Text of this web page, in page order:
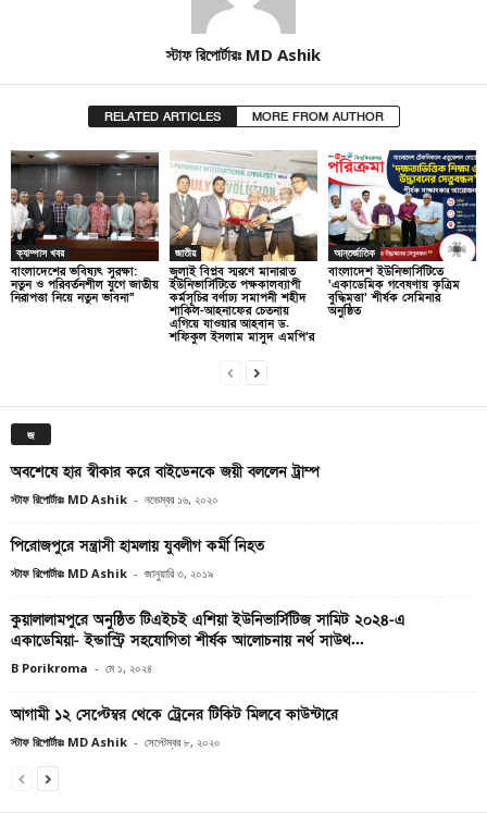
স্টাফ রিপোর্টারঃ MD Ashik
RELATED ARTICLES MORE FROM AUTHOR
ক্যাম্পাস খবর
বাংলাদেশের ভবিষ্যৎ সুরক্ষা:
নতুন ও পরিবর্তনশীল যুগে জাতীয়
নিরাপত্তা নিয়ে নতুন ভাবনা”
জাতীয়
জুলাই বিপ্লব স্মরণে মানারাত
ইউনিভার্সিটিতে পক্ষকালব্যাপী
কর্মসূচির বর্ণাঢ্য সমাপনী শহীদ
শাকিল-আহনাফের চেতনায়
এগিয়ে যাওয়ার আহবান ড.
শফিকুল ইসলাম মাসুদ এমপি’র
আন্তর্জাতিক
বাংলাদেশ ইউনিভার্সিটিতে
‘একাডেমিক গবেষণায় কৃত্রিম
বুদ্ধিমত্তা’ শীর্ষক সেমিনার
অনুষ্ঠিত
জ
অবশেষে হার স্বীকার করে বাইডেনকে জয়ী বললেন ট্রাম্প
স্টাফ রিপোর্টারঃ MD Ashik - নভেম্বর ১৬, ২০২০
পিরোজপুরে সন্ত্রাসী হামলায় যুবলীগ কর্মী নিহত
স্টাফ রিপোর্টারঃ MD Ashik - জানুয়ারি ৩, ২০১৯
কুয়ালালামপুরে অনুষ্ঠিত টিএইচই এশিয়া ইউনিভার্সিটিজ সামিট ২০২৪-এ
একাডেমিয়া- ইন্ডাস্ট্রি সহযোগিতা শীর্ষক আলোচনায় নর্থ সাউথ...
B Porikroma - মে ১, ২০২৪
আগামী ১২ সেপ্টেম্বর থেকে ট্রেনের টিকিট মিলবে কাউন্টারে
স্টাফ রিপোর্টারঃ MD Ashik - সেপ্টেম্বর ৮, ২০২০